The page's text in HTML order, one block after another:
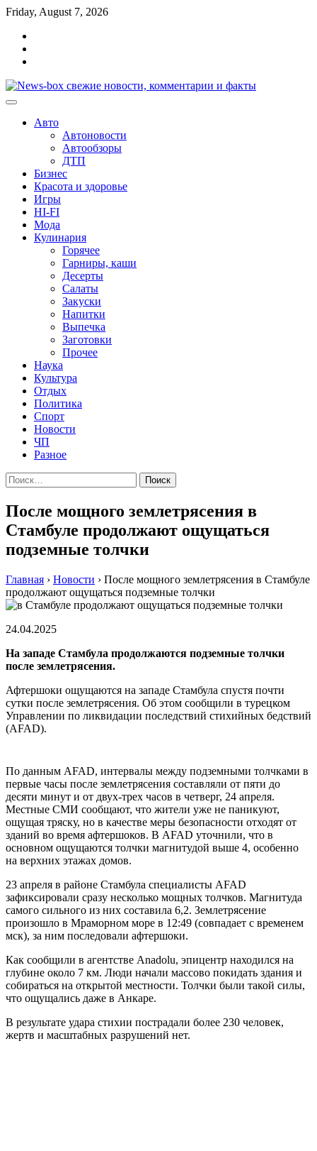
Перейти
содержимому
Friday, August 7, 2026
Авто
Автоновости
Автообзоры
ДТП
Бизнес
Красота и здоровье
Игры
HI-FI
Мода
Кулинария
Горячее
Гарниры, каши
Десерты
Салаты
Закуски
Напитки
Выпечка
Заготовки
Прочее
Наука
Культура
Отдых
Политика
Спорт
Новости
ЧП
Разное
Найти:
После мощного землетрясения в
Стамбуле продолжают ощущаться
подземные толчки
Главная › Новости › После мощного землетрясения в Стамбуле
продолжают ощущаться подземные толчки
24.04.2025
На западе Стамбула продолжаются подземные толчки
после землетрясения.
Афтершоки ощущаются на западе Стамбула спустя почти
сутки после землетрясения. Об этом сообщили в турецком
Управлении по ликвидации последствий стихийных бедствий
(AFAD).
По данным AFAD, интервалы между подземными толчками в
первые часы после землетрясения составляли от пяти до
десяти минут и от двух-трех часов в четверг, 24 апреля.
Местные СМИ сообщают, что жители уже не паникуют,
ощущая тряску, но в качестве меры безопасности отходят от
зданий во время афтершоков. В AFAD уточнили, что в
основном ощущаются толчки магнитудой выше 4, особенно
на верхних этажах домов.
23 апреля в районе Стамбула специалисты AFAD
зафиксировали сразу несколько мощных толчков. Магнитуда
самого сильного из них составила 6,2. Землетрясение
произошло в Мраморном море в 12:49 (совпадает с временем
мск), за ним последовали афтершоки.
Как сообщили в агентстве Anadolu, эпицентр находился на
глубине около 7 км. Люди начали массово покидать здания и
собираться на открытой местности. Толчки были такой силы,
что ощущались даже в Анкаре.
В результате удара стихии пострадали более 230 человек,
жертв и масштабных разрушений нет.